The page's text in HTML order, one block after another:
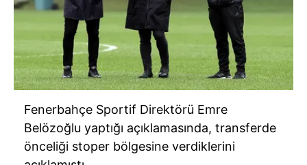
Fenerbahçe Sportif Direktörü Emre
Belözoğlu yaptığı açıklamasında, transferde
önceliği stoper bölgesine verdiklerini